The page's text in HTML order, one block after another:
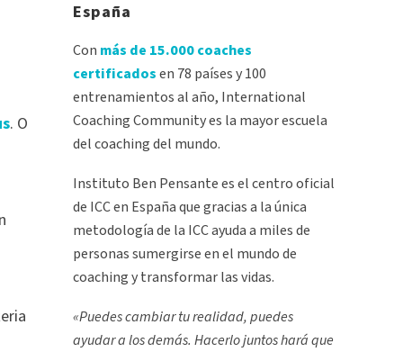
. O
España
Con más de 15.000 coaches
certificadosen 78 países y 100
entrenamientos al año, International
Coaching Community es la mayor escuela
del coaching del mundo.
Instituto Ben Pensante es el centro oficial
de ICC en España que gracias a la única
metodología de la ICC ayuda a miles de
personas sumergirse en el mundo de
coaching y transformar las vidas.
«Puedes cambiar tu realidad, puedes
ayudar a los demás. Hacerlo juntos hará que